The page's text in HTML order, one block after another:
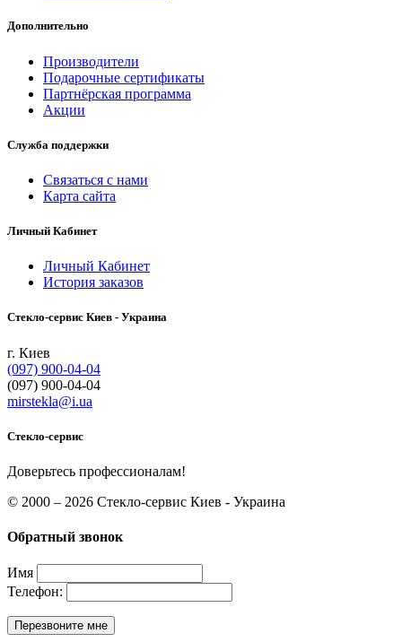
Дополнительно
Производители
Подарочные сертификаты
Партнёрская программа
Акции
Служба поддержки
Связаться с нами
Карта сайта
Личный Кабинет
Личный Кабинет
История заказов
Cтекло-сервис Киев - Украина
г. Киев
(097) 900-04-04
(097) 900-04-04
mirstekla@i.ua
Стекло-сервис
Доверьтесь профессионалам!
© 2000 – 2026 Cтекло-сервис Киев - Украина
Обратный звонок
Имя
Телефон:
Перезвоните мне